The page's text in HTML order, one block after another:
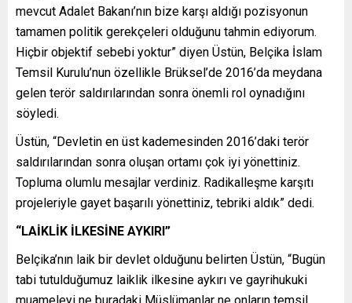
mevcut Adalet Bakanı’nın bize karşı aldığı pozisyonun
tamamen politik gerekçeleri olduğunu tahmin ediyorum.
Hiçbir objektif sebebi yoktur” diyen Üstün, Belçika İslam
Temsil Kurulu’nun özellikle Brüksel’de 2016’da meydana
gelen terör saldırılarından sonra önemli rol oynadığını
söyledi.
Üstün, “Devletin en üst kademesinden 2016’daki terör
saldırılarından sonra oluşan ortamı çok iyi yönettiniz.
Topluma olumlu mesajlar verdiniz. Radikalleşme karşıtı
projeleriyle gayet başarılı yönettiniz, tebriki aldık” dedi.
“LAİKLİK İLKESİNE AYKIRI”
Belçika’nın laik bir devlet olduğunu belirten Üstün, “Bugün
tabi tutulduğumuz laiklik ilkesine aykırı ve gayrihukuki
muameleyi ne buradaki Müslümanlar ne onların temsil